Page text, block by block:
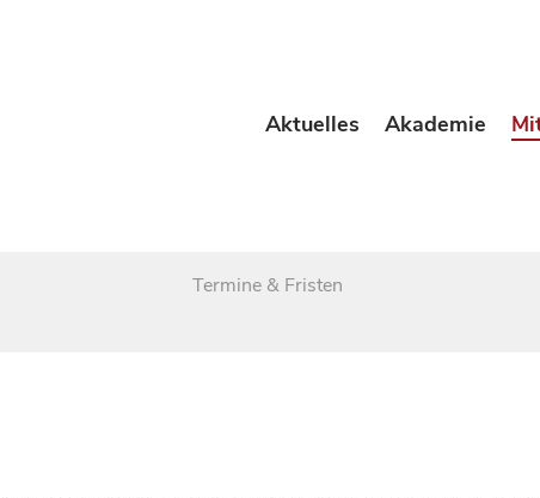
Aktuelles Akademie
Termine & Fristen